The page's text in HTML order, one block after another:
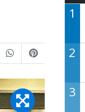
1
2
3